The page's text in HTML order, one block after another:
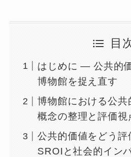
目
はじめに ― 公共的
博物館を捉え直す
博物館における公
概念の整理と評価視
公共的価値をどう
SROIと社会的イン